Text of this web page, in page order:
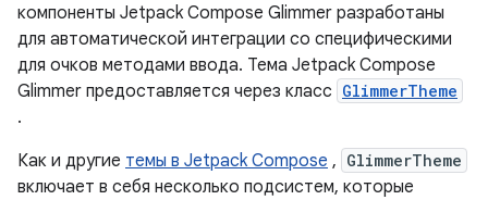
компоненты Jetpack Compose Glimmer разработаны
для автоматической интеграции со специфическими
для очков методами ввода. Тема Jetpack Compose
Glimmer предоставляется через класс GlimmerTheme
.
Как и другие темы в Jetpack Compose , GlimmerTheme
включает в себя несколько подсистем, которые